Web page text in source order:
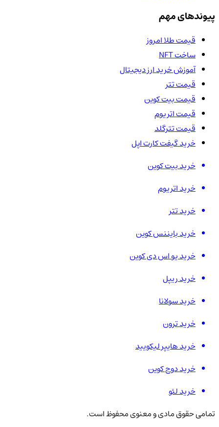
پیوندهای مهم
قیمت طلا امروز
ساخت NFT
آموزش خرید ارز دیجیتال
قیمت تتر
قیمت بیت کوین
قیمت اتریوم
قیمت تترگلد
خرید گیفت کارت اپل
خرید بیت کوین
خرید اتریوم
خرید تتر
خرید بایننس کوین
خرید یو اس دی کوین
خرید ریپل
خرید سولانا
خرید ترون
خرید هایپر لیکویید
خرید دوج کوین
خرید لئو
تمامی حقوق مادی و معنوی محفوظ است.